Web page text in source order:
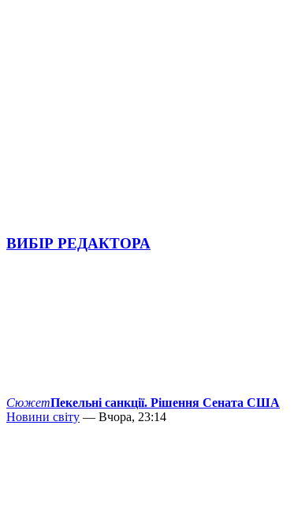
ВИБІР РЕДАКТОРА
СюжетПекельні санкції. Рішення Сената США
Новини світу — Вчора, 23:14